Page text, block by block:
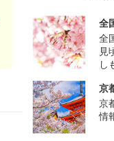
全
全
見
し
京
京
情